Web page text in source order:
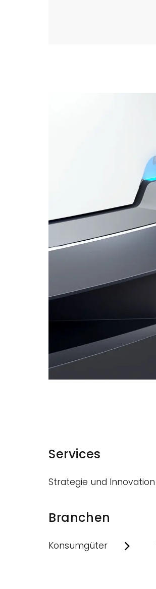
Services
Strategie und Innovation
Branchen
Konsumgüter